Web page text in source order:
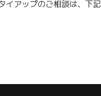
イアップのご相談は、下記